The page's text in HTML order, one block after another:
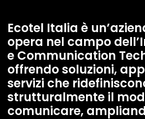
Ecotel Italia è
opera nel campo
e Communication
offrendo soluzioni,
servizi che
strutturalmente il
comunicare,